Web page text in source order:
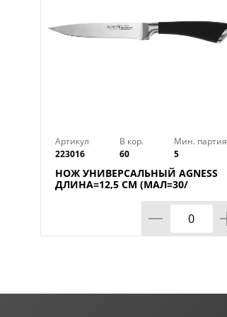
Артикул
223016
В кор.
60
Мин. партия
5
НОЖ УНИВЕРСАЛЬНЫЙ AGNESS
ДЛИНА=12,5 СМ (МАЛ=30/